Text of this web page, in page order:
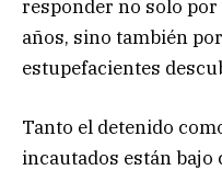
responder no solo por
años, sino también
estupefacientes
Tanto el detenido
incautados están